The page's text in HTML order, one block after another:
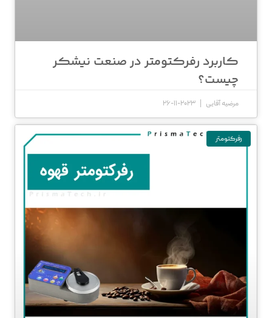
کاربرد رفرکتومتر در صنعت نیشکر
چیست؟
مرضیه آقایی
رفرکتومتر